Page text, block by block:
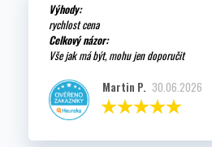
Výhody:
rychlost cena
Celkový názor:
Vše jak má být, mohu jen doporučit
Martin P. 30.06.2026